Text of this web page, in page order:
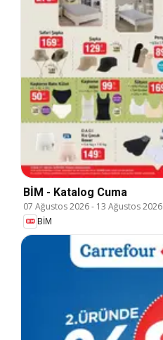
BİM - Katalog Cuma
07 Ağustos 2026- 13 Ağustos 2026
BİM